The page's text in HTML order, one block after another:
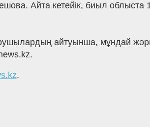
Айта кетейік, биыл
айтуынша, мұндай
.